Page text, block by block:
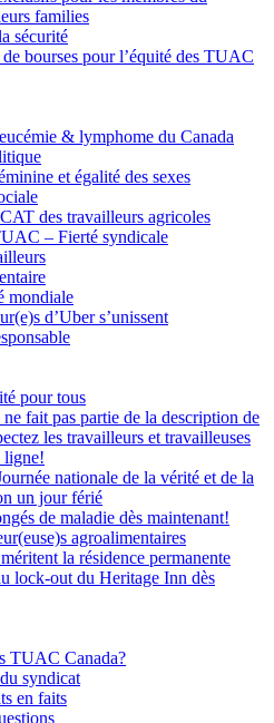
families
sécurité
bourses pour l’équité des TUAC
& lymphome du Canada
et égalité des sexes
des travailleurs agricoles
– Fierté syndicale
mondiale
d’Uber s’unissent
pour tous
fait pas partie de la description de
les travailleurs et travailleuses
ligne!
nationale de la vérité et de la
un jour férié
de maladie dès maintenant!
agroalimentaires
la résidence permanente
lock-out du Heritage Inn dès
TUAC Canada?
syndicat
en faits